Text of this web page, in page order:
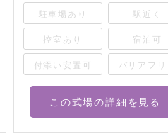
駐車場あり 駅近く
控室あり 宿泊可
付添い安置可 バリアフリ
この式場の詳細を見る